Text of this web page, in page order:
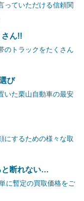
っていただける信頼関
ん!!
のトラックをたくさん
び
いた栗山自動車の最安
にするための様々な取
と断れない…
に暫定の買取価格をご